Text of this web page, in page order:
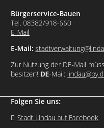
Bürgerservice-Bauen
Tel. 08382/918-660
E-Mail
E-Mail:
Zur Nutzung der DE-Mail
besitzen! DE-Mail:
Folgen Sie uns:
Stadt Lindau auf Facebook